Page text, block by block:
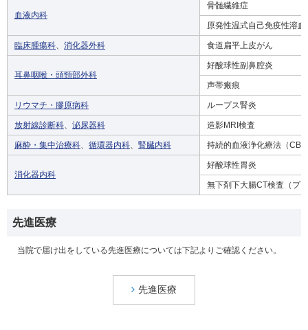
血液内科
骨髄繊維症
原発性温式自己免疫性溶血
臨床腫瘍科、 消化器外科 食道扁平上皮がん
耳鼻咽喉・頭頸部外科
好酸球性副鼻腔炎
声帯瘢痕
リウマチ・膠原病科 ループス腎炎
放射線診断科、 泌尿器科 造影MRI検査
麻酔・集中治療科、 循環器内科、 腎臓内科 持続的血液浄化療法（
消化器内科
好酸球性胃炎
無下剤下大腸CT検査（プ
先進医療
当院で届け出をしている先進医療については下記よりご確認ください。
先進医療